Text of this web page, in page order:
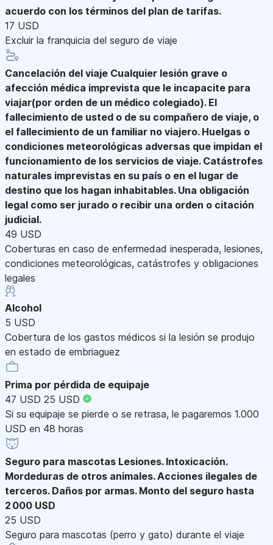
acuerdo con los términos del plan de tarifas.
17 USD
Excluir la franquicia del seguro de viaje
Cancelación del viaje Cualquier lesión grave o
afección médica imprevista que le incapacite para
viajar(por orden de un médico colegiado). El
fallecimiento de usted o de su compañero de viaje, o
el fallecimiento de un familiar no viajero. Huelgas o
condiciones meteorológicas adversas que impidan el
funcionamiento de los servicios de viaje. Catástrofes
naturales imprevistas en su país o en el lugar de
destino que los hagan inhabitables. Una obligación
legal como ser jurado o recibir una orden o citación
judicial.
49 USD
Coberturas en caso de enfermedad inesperada, lesiones,
condiciones meteorológicas, catástrofes y obligaciones
legales
Alcohol
5 USD
Cobertura de los gastos médicos si la lesión se produjo
en estado de embriaguez
Prima por pérdida de equipaje
47 USD 25 USD
Si su equipaje se pierde o se retrasa, le pagaremos 1.000
USD en 48 horas
Seguro para mascotas Lesiones. Intoxicación.
Mordeduras de otros animales. Acciones ilegales de
terceros. Daños por armas. Monto del seguro hasta
2 000 USD
25 USD
Seguro para mascotas (perro y gato) durante el viaje